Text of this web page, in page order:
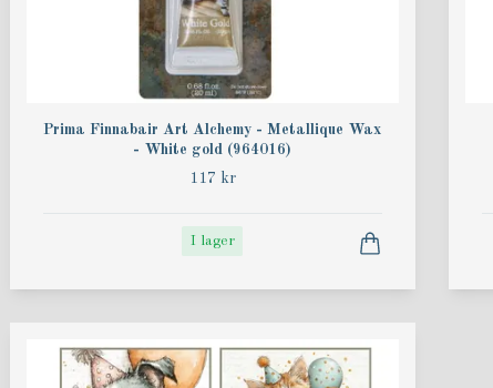
Prima Finnabair Art Alchemy - Metallique Wax
- White gold (964016)
117 kr
I lager